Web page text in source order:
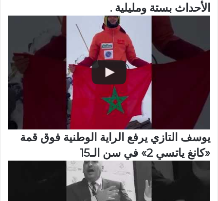
الأحداث بستة ومليلية .
يوسف التازي يرفع الراية الوطنية فوق قمة
«كانغ ياتسي 2» في سن الـ15